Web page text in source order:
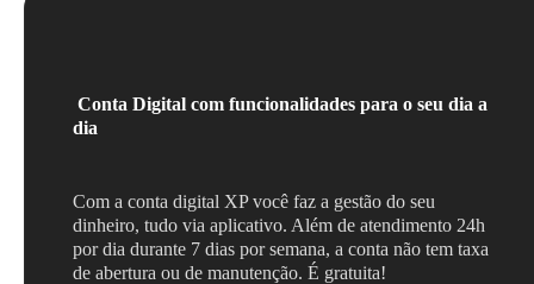
Conta Digital com funcionalidades para o seu dia a
dia
Com a conta digital XP você faz a gestão do seu
dinheiro, tudo via aplicativo. Além de atendimento 24h
por dia durante 7 dias por semana, a conta não tem taxa
de abertura ou de manutenção. É gratuita!